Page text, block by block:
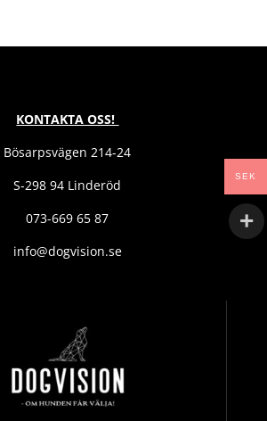
KONTAKTA OSS!
Bösarpsvägen 214-24
S-298 94 Linderöd
073-669 65 87
info@dogvision.se
SEK